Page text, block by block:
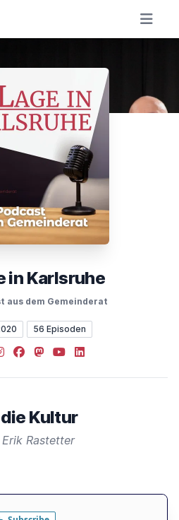
in Karlsruhe
aus dem Gemeinderat
56 Episoden
Facebook
Mastodon
YouTubeLinkedIn
Kultur
Rastetter